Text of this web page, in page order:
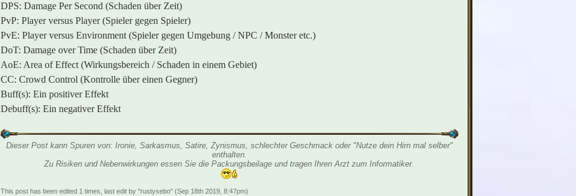
DPS: Damage Per Second (Schaden über Zeit)
PvP: Player versus Player (Spieler gegen Spieler)
PvE: Player versus Environment (Spieler gegen Umgebung / NPC / Monster etc.)
DoT: Damage over Time (Schaden über Zeit)
AoE: Area of Effect (Wirkungsbereich / Schaden in einem Gebiet)
CC: Crowd Control (Kontrolle über einen Gegner)
Buff(s): Ein positiver Effekt
Debuff(s): Ein negativer Effekt
Dieser Post kann Spuren von: Ironie, Sarkasmus, Satire, Zynismus, schlechter Geschmack oder "Nutze dein Hirn mal selber"
enthalten.
Zu Risiken und Nebenwirkungen essen Sie die Packungsbeilage und tragen Ihren Arzt zum Informatiker.
This post has been edited 1 times, last edit by "rustysebo" (Sep 18th 2019, 8:47pm)